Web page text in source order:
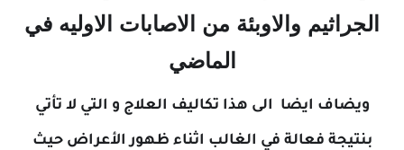
الجراثيم والاوبئة من الاصابات الاوليه في
الماضي
ويضاف ايضا الى هذا تكاليف العلاج و التي لا تأتي
بنتيجة فعالة في الغالب اثناء ظهور الأعراض حيث